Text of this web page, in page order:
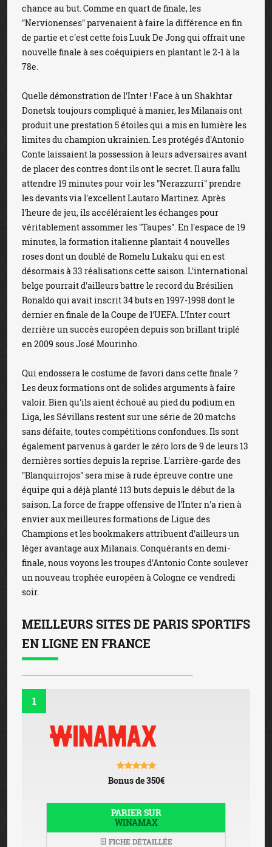
chance au but. Comme en quart de finale, les
"Nervionenses" parvenaient à faire la différence en fin
de partie et c'est cette fois Luuk De Jong qui offrait une
nouvelle finale à ses coéquipiers en plantant le 2-1 à la
78e.
Quelle démonstration de l'Inter ! Face à un Shakhtar
Donetsk toujours compliqué à manier, les Milanais ont
produit une prestation 5 étoiles qui a mis en lumière les
limites du champion ukrainien. Les protégés d'Antonio
Conte laissaient la possession à leurs adversaires avant
de placer des contres dont ils ont le secret. Il aura fallu
attendre 19 minutes pour voir les "Nerazzurri" prendre
les devants via l'excellent Lautaro Martinez. Après
l'heure de jeu, ils accéléraient les échanges pour
véritablement assommer les "Taupes". En l'espace de 19
minutes, la formation italienne plantait 4 nouvelles
roses dont un doublé de Romelu Lukaku qui en est
désormais à 33 réalisations cette saison. L'international
belge pourrait d'ailleurs battre le record du Brésilien
Ronaldo qui avait inscrit 34 buts en 1997-1998 dont le
dernier en finale de la Coupe de l'UEFA. L'Inter court
derrière un succès européen depuis son brillant triplé
en 2009 sous José Mourinho.
Qui endossera le costume de favori dans cette finale ?
Les deux formations ont de solides arguments à faire
valoir. Bien qu'ils aient échoué au pied du podium en
Liga, les Sévillans restent sur une série de 20 matchs
sans défaite, toutes compétitions confondues. Ils sont
également parvenus à garder le zéro lors de 9 de leurs 13
dernières sorties depuis la reprise. L'arrière-garde des
"Blanquirrojos" sera mise à rude épreuve contre une
équipe qui a déjà planté 113 buts depuis le début de la
saison. La force de frappe offensive de l'Inter n'a rien à
envier aux meilleures formations de Ligue des
Champions et les bookmakers attribuent d'ailleurs un
léger avantage aux Milanais. Conquérants en demi-
finale, nous voyons les troupes d'Antonio Conte soulever
un nouveau trophée européen à Cologne ce vendredi
soir.
MEILLEURS SITES DE PARIS SPORTIFS
EN LIGNE EN FRANCE
1
Bonus de 350€
PARIER SUR
WINAMAX
FICHE DÉTAILLÉE